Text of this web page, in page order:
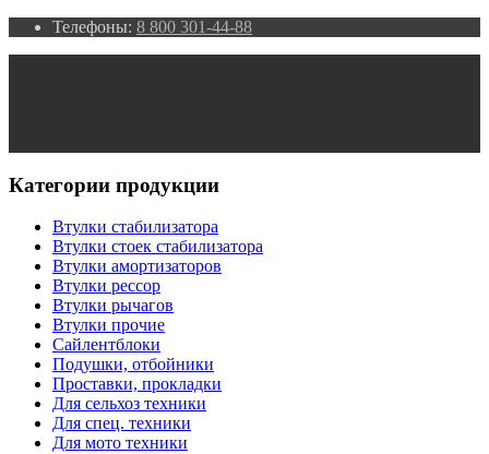
Телефоны: 8 800 301-44-88
Категории продукции
Втулки стабилизатора
Втулки стоек стабилизатора
Втулки амортизаторов
Втулки рессор
Втулки рычагов
Втулки прочие
Сайлентблоки
Подушки, отбойники
Проставки, прокладки
Для сельхоз техники
Для спец. техники
Для мото техники